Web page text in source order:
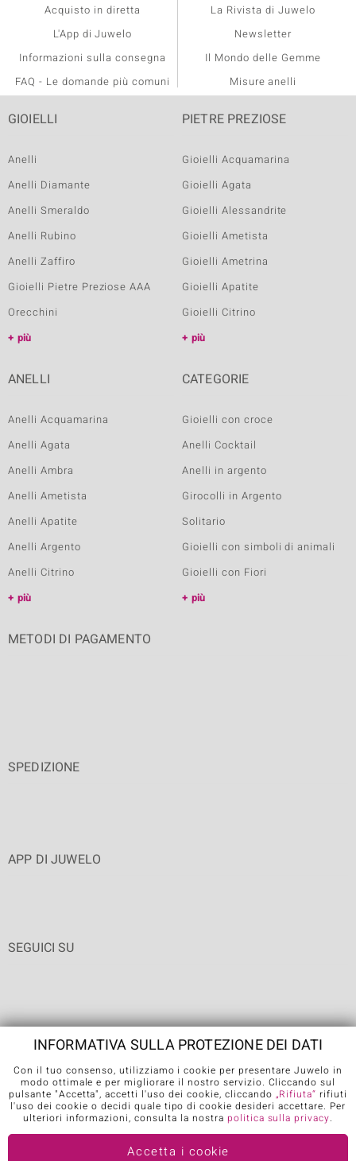
Acquisto in diretta
L'App di Juwelo
Informazioni sulla consegna
FAQ - Le domande più comuni
La Rivista di Juwelo
Newsletter
Il Mondo delle Gemme
Misure anelli
GIOIELLI
Anelli
Anelli Diamante
Anelli Smeraldo
Anelli Rubino
Anelli Zaffiro
Gioielli Pietre Preziose AAA
Orecchini
più
PIETRE PREZIOSE
Gioielli Acquamarina
Gioielli Agata
Gioielli Alessandrite
Gioielli Ametista
Gioielli Ametrina
Gioielli Apatite
Gioielli Citrino
più
ANELLI
Anelli Acquamarina
Anelli Agata
Anelli Ambra
Anelli Ametista
Anelli Apatite
Anelli Argento
Anelli Citrino
più
CATEGORIE
Gioielli con croce
Anelli Cocktail
Anelli in argento
Girocolli in Argento
Solitario
Gioielli con simboli di animali
Gioielli con Fiori
più
METODI DI PAGAMENTO
SPEDIZIONE
APP DI JUWELO
SEGUICI SU
Condizioni generali di vendita Informativa Privacy
Cookies
Note legali
Contatti
Recedere dal contratto
Further languages:
INFORMATIVA SULLA PROTEZIONE DEI DATI
Con il tuo consenso, utilizziamo i cookie per presentare Juwelo in
modo ottimale e per migliorare il nostro servizio. Cliccando sul
pulsante "Accetta", accetti l'uso dei cookie, cliccando „Rifiuta“ rifiuti
l'uso dei cookie o decidi quale tipo di cookie desideri accettare. Per
ulteriori informazioni, consulta la nostra politica sulla privacy.
Accetta i cookie